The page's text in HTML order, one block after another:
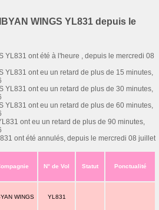
WINGS YL831 depuis le
YL831 ont été à l'heure , depuis le mercredi 08
YL831 ont eu un retard de plus de 15 minutes,
YL831 ont eu un retard de plus de 30 minutes,
YL831 ont eu un retard de plus de 60 minutes,
ont eu un retard de plus de 90 minutes,
ont été annulés, depuis le mercredi 08 juillet
N° de Vol Statut Ponctualité
WINGS YL831